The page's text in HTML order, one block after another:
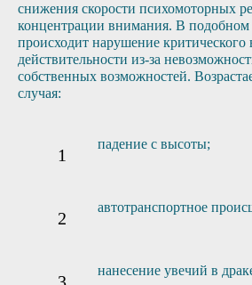
снижения скорости психомоторных
концентрации внимания. В подобном
происходит нарушение критического
действительности из-за
собственных возможностей.
случая:
падение с высоты;
автотранспортное
нанесение увечий в